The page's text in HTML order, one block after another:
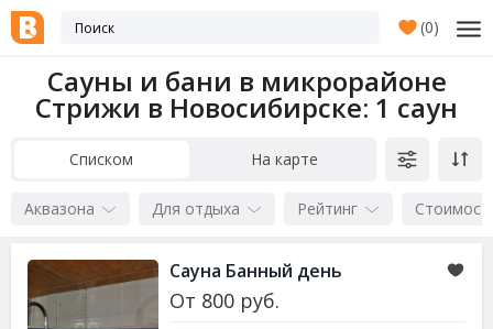
(0)
Сауны и бани в микрорайоне
Стрижи в Новосибирске: 1 саун
Списком На карте
Аквазона Для отдыха Рейтинг
Сауна Банный день
От 800 руб.